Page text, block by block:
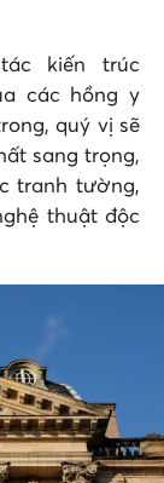
kiến trúc
các hồng y
quý vị sẽ
sang trọng,
tranh tường,
thuật độc